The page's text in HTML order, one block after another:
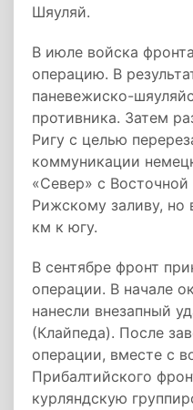
Шяуляй.
В июле войска
операцию. В
паневежиско-
противника. Затем
Ригу с целью
коммуникации
«Север» с
Рижскому заливу, но
км к югу.
В сентябре фронт
операции. В начале
нанесли внезапный
(Клайпеда). После
операции, вместе с
Прибалтийского
курляндскую